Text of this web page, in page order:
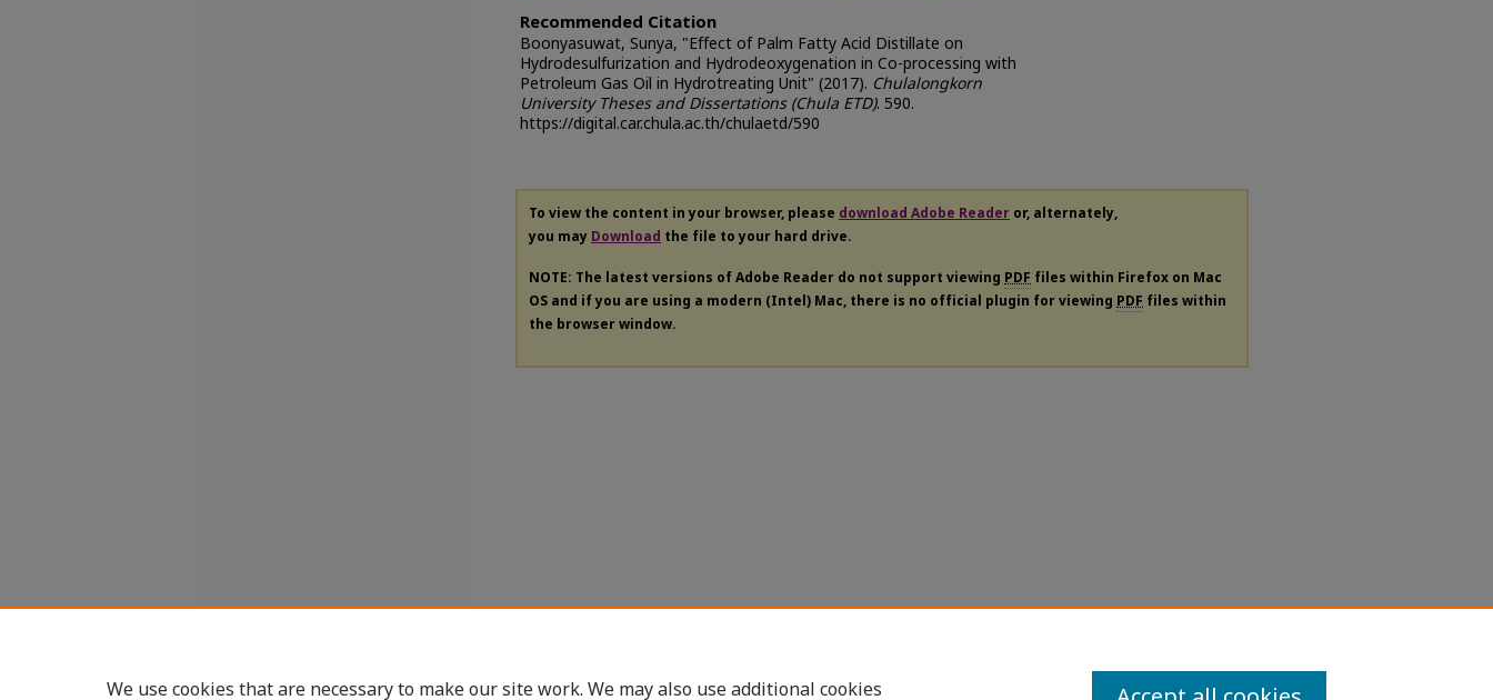
Recommended Citation
Boonyasuwat, Sunya, "Effect of Palm Fatty Acid Distillate on
Hydrodesulfurization and Hydrodeoxygenation in Co-processing with
Petroleum Gas Oil in Hydrotreating Unit" (2017). Chulalongkorn
University Theses and Dissertations (Chula ETD). 590.
https://digital.car.chula.ac.th/chulaetd/590
To view the content in your browser, please download Adobe Reader or, alternately,
you may Download the file to your hard drive.
NOTE: The latest versions of Adobe Reader do not support viewing PDF files within Firefox on Mac
OS and if you are using a modern (Intel) Mac, there is no official plugin for viewing PDF files within
the browser window.
We use cookies that are necessary to make our site work. We may also use additional cookies